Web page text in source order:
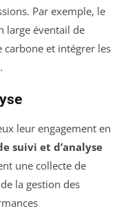
Par exemple, le
large éventail de
carbone et intégrer les
leur engagement en
suivi et d’analyse
une collecte de
la gestion des